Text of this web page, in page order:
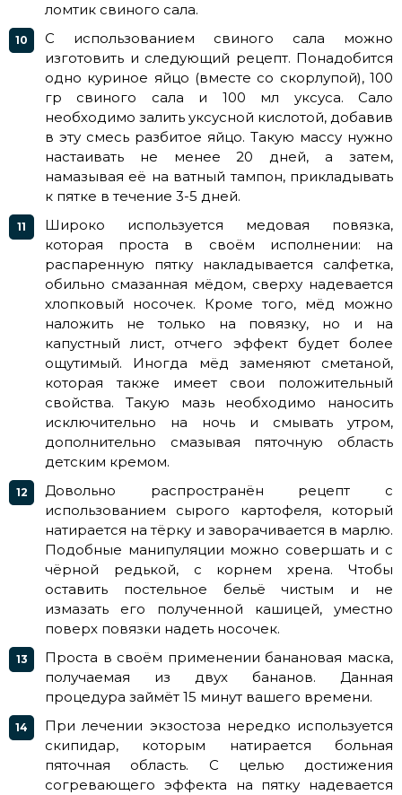
ломтик свиного сала.
С использованием свиного сала можно
изготовить и следующий рецепт. Понадобится
одно куриное яйцо (вместе со скорлупой), 100
гр свиного сала и 100 мл уксуса. Сало
необходимо залить уксусной кислотой, добавив
в эту смесь разбитое яйцо. Такую массу нужно
настаивать не менее 20 дней, а затем,
намазывая её на ватный тампон, прикладывать
к пятке в течение 3-5 дней.
Широко используется медовая повязка,
которая проста в своём исполнении: на
распаренную пятку накладывается салфетка,
обильно смазанная мёдом, сверху надевается
хлопковый носочек. Кроме того, мёд можно
наложить не только на повязку, но и на
капустный лист, отчего эффект будет более
ощутимый. Иногда мёд заменяют сметаной,
которая также имеет свои положительный
свойства. Такую мазь необходимо наносить
исключительно на ночь и смывать утром,
дополнительно смазывая пяточную область
детским кремом.
Довольно распространён рецепт с
использованием сырого картофеля, который
натирается на тёрку и заворачивается в марлю.
Подобные манипуляции можно совершать и с
чёрной редькой, с корнем хрена. Чтобы
оставить постельное бельё чистым и не
измазать его полученной кашицей, уместно
поверх повязки надеть носочек.
Проста в своём применении банановая маска,
получаемая из двух бананов. Данная
процедура займёт 15 минут вашего времени.
При лечении экзостоза нередко используется
скипидар, которым натирается больная
пяточная область. С целью достижения
согревающего эффекта на пятку надевается